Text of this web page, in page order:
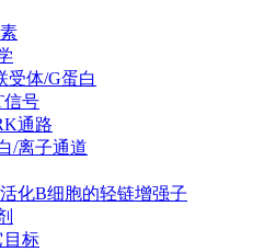
受体/G蛋白
信号
通路
/离子通道
化B细胞的轻链增强子
目标